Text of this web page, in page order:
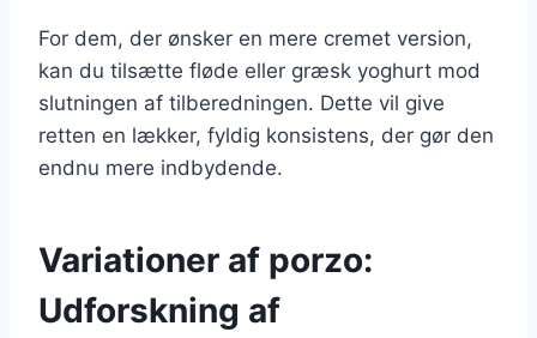
For dem, der ønsker en mere cremet version,
kan du tilsætte fløde eller græsk yoghurt mod
slutningen af tilberedningen. Dette vil give
retten en lækker, fyldig konsistens, der gør den
endnu mere indbydende.
Variationer af porzo:
Udforskning af